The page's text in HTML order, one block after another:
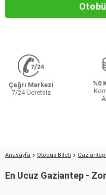
Çağrı Merkezi
7/24 Ücretsiz
%0
Anasayfa Otobüs Bileti
En Ucuz Gaziantep -